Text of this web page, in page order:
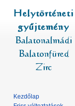
Kezdőlap